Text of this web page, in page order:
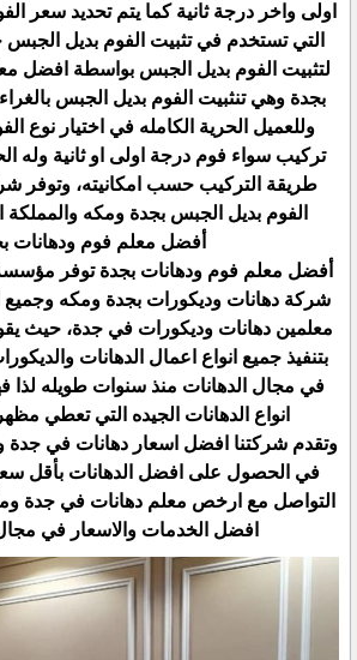
اولى واخر درجة ثانية كما يتم تحديد سعر
التي تستخدم في تثبيت الفوم بديل
لتثبيت الفوم بديل الجبس بواسطة افضل
بجدة وهي تنثبيت الفوم بديل الجبس بالغراء
وللعميل الحرية الكامله في اختيار نوع
تركيب سواء فوم درجة اولى او ثانية وله
طريقة التركيب حسب امكانيته، وتوفر
الفوم بديل الجبس بجدة ومكه والمملكة
أفضل معلم فوم ودهانات
أفضل معلم فوم ودهانات بجدة توفر
شركة دهانات وديكورات بجدة ومكه وجميع
معلمين دهانات وديكورات في جدة، حيث
بتنفيذ جميع انواع اعمال الدهانات
في مجال الدهانات منذ سنوات طويله لذا
انواع الدهانات الجيده التي تعطي
وتقدم شركتنا افضل اسعار دهانات في
في الحصول على افضل الدهانات بأقل
التواصل مع ارخص معلم دهانات في جدة
افضل الخدمات والاسعار في